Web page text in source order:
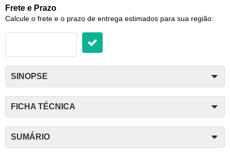
Frete e Prazo
Calcule o frete e o prazo de entrega estimados para sua região:
SINOPSE
FICHA TÉCNICA
SUMÁRIO